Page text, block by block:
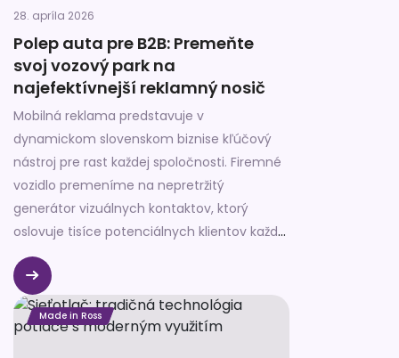
28. apríla 2026
Polep auta pre B2B: Premeňte
svoj vozový park na
najefektívnejší reklamný nosič
Mobilná reklama predstavuje v
dynamickom slovenskom biznise kľúčový
nástroj pre rast každej spoločnosti. Firemné
vozidlo premeníme na nepretržitý
generátor vizuálnych kontaktov, ktorý
oslovuje tisíce potenciálnych klientov každý
deň. Tento spôsob propagácie prináša
stopercentné využitie vášho vozového
parku bez ďalších mesačných nákladov na
prenájom plochy.
Made in Ross